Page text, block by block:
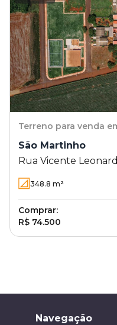
Terreno para venda
São Martinho
Rua Vicente
- Rolândia - PR
348.8 m²
Comprar:
R$ 74.500
Navegação